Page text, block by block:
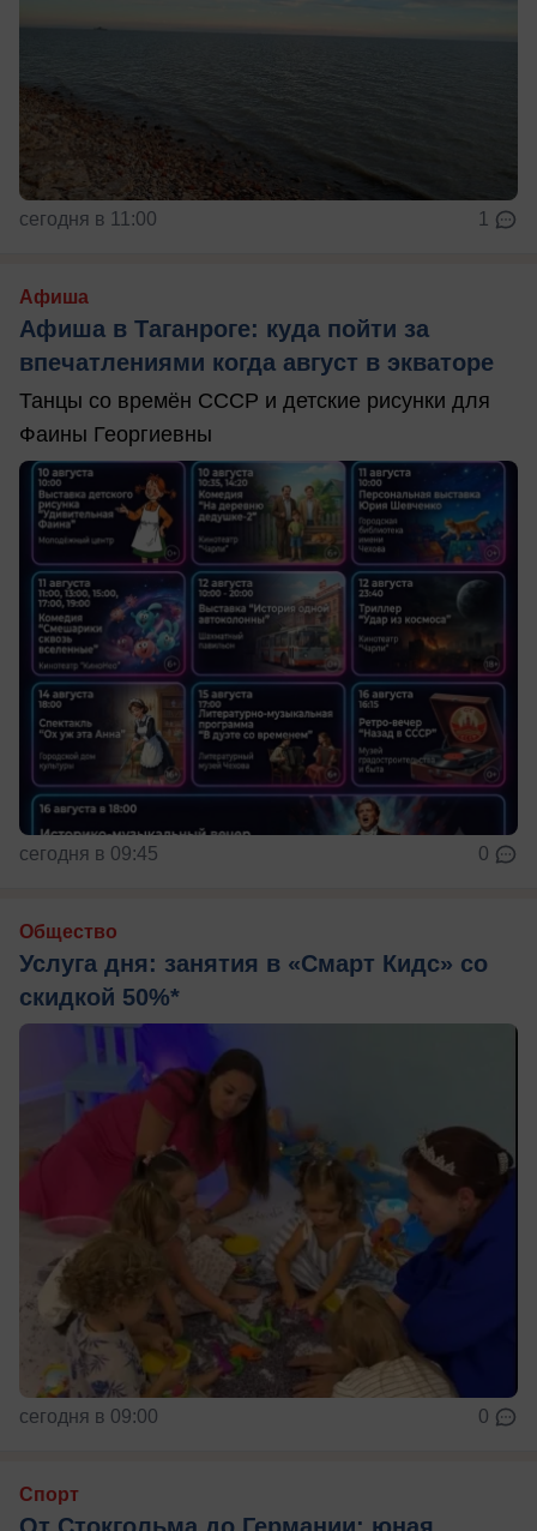
сегодня в 11:00 1
Афиша
Афиша в Таганроге: куда пойти за
впечатлениями когда август в экваторе
Танцы со времён СССР и детские рисунки для
Фаины Георгиевны
сегодня в 09:45 0
Общество
Услуга дня: занятия в «Смарт Кидс» со
скидкой 50%*
сегодня в 09:00 0
Спорт